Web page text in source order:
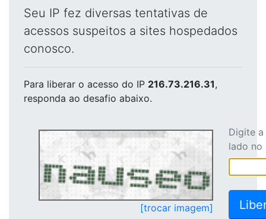
Seu IP fez diversas tentativas de
acessos suspeitos a sites hospedados
conosco.
Para liberar o acesso do IP 216.73.216.31,
responda ao desafio abaixo.
[trocar imagem]
Digite
lado no